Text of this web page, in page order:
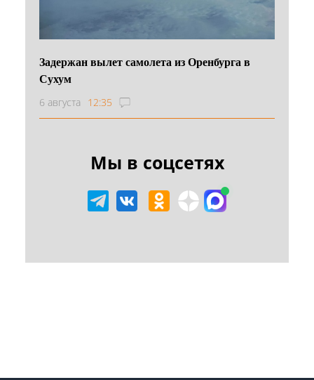
Задержан вылет самолета из Оренбурга в
Сухум
6 августа 12:35
Мы в соцсетях